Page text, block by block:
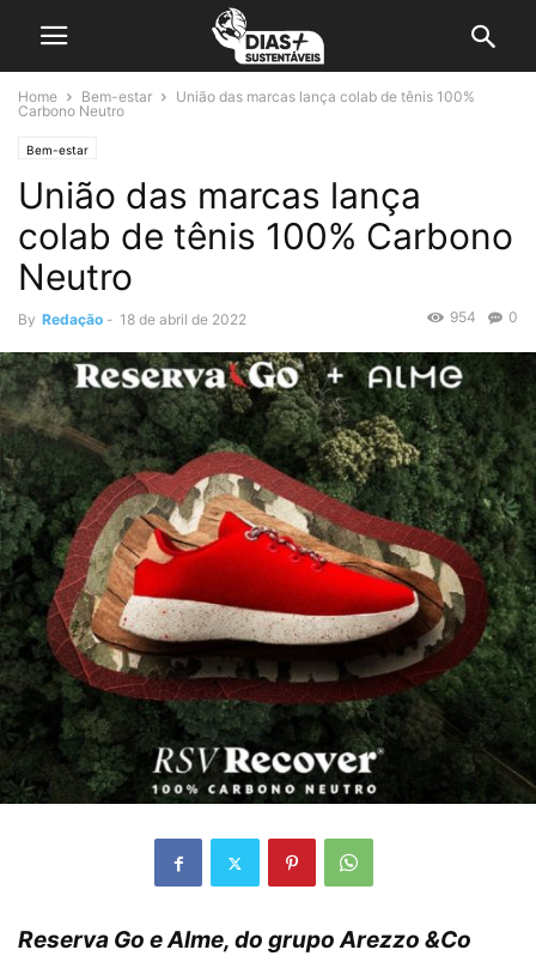
Home Bem-estar
União das marcas lança colab de tênis 100%
Carbono Neutro
Bem-estar
União das marcas lança
colab de tênis 100% Carbono
Neutro
By Redação - 18 de abril de 2022 0
954
Reserva Go e Alme, do grupo Arezzo &Co